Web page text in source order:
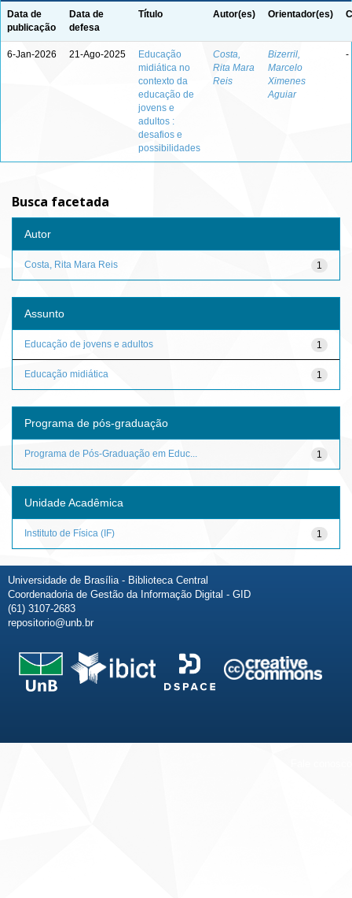
Data de
publicação
Data de
defesa
Título Autor(es) Orientador(es)
6-Jan-2026 21-Ago-2025
Educação
midiática no
contexto da
educação de
jovens e
adultos :
desafios e
possibilidades
Costa,
Rita Mara
Reis
Bizerril,
Marcelo
Ximenes
Aguiar
-
Busca facetada
Autor
1
Costa, Rita Mara Reis
Assunto
1
Educação de jovens e adultos
1
Educação midiática
Programa de pós-graduação
1
Programa de Pós-Graduação em Educ...
Unidade Acadêmica
1
Instituto de Física (IF)
Universidade de Brasília - Biblioteca Central
Coordenadoria de Gestão da Informação Digital - GID
(61) 3107-2683
repositorio@unb.br